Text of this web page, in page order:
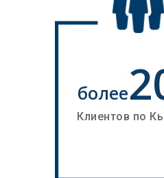
более
Клиентов по